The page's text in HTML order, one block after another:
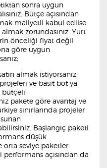
sonra uygun
Bütçe açısından
maliyetli kabul edilse
zorundasınız. Yurt
önceliği fiyat değil
göre uygun
almak istiyorsanız
ve basit bot ya
bütçeli
pakete göre avantaj ve
sınırlarında projeler
Başlangıç paketi
düşük
orta seviye paketler
açısından da